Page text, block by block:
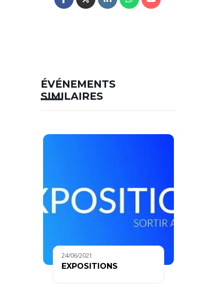
ÉVÉNEMENTS
SIMILAIRES
24/06/2021
EXPOSITIONS